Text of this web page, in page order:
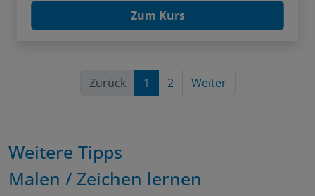
Zum Kurs
Zurück 1 2 Weiter
Weitere Tipps
Malen / Zeichen lernen